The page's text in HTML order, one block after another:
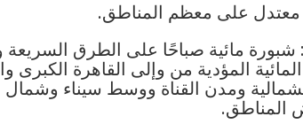
معتدل على معظم المناطق.
مائية صباحًا على الطرق السريعة
المائية المؤدية من وإلى القاهرة الكبرى
ومدن القناة ووسط سيناء
المناطق.